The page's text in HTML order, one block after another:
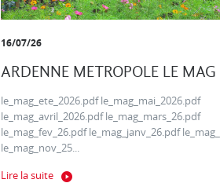
16/07/26
ARDENNE METROPOLE LE MAG
le_mag_ete_2026.pdf le_mag_mai_2026.pdf
le_mag_avril_2026.pdf le_mag_mars_26.pdf
le_mag_fev_26.pdf le_mag_janv_26.pdf
le_mag_nov_25...
Lire la suite